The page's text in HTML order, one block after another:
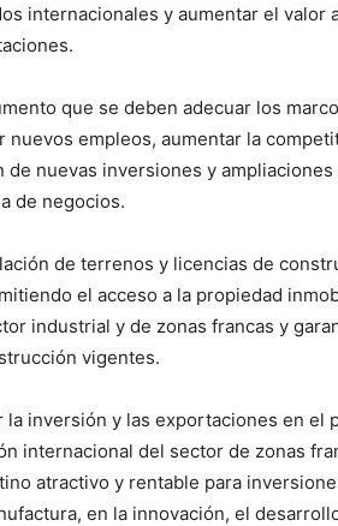
internacionales y aumentar el valor
que se deben adecuar los
nuevos empleos, aumentar la
de nuevas inversiones y
de negocios.
de terrenos y licencias de
el acceso a la propiedad
industrial y de zonas francas y
vigentes.
la inversión y las exportaciones en el
internacional del sector de zonas
atractivo y rentable para
en la innovación, el